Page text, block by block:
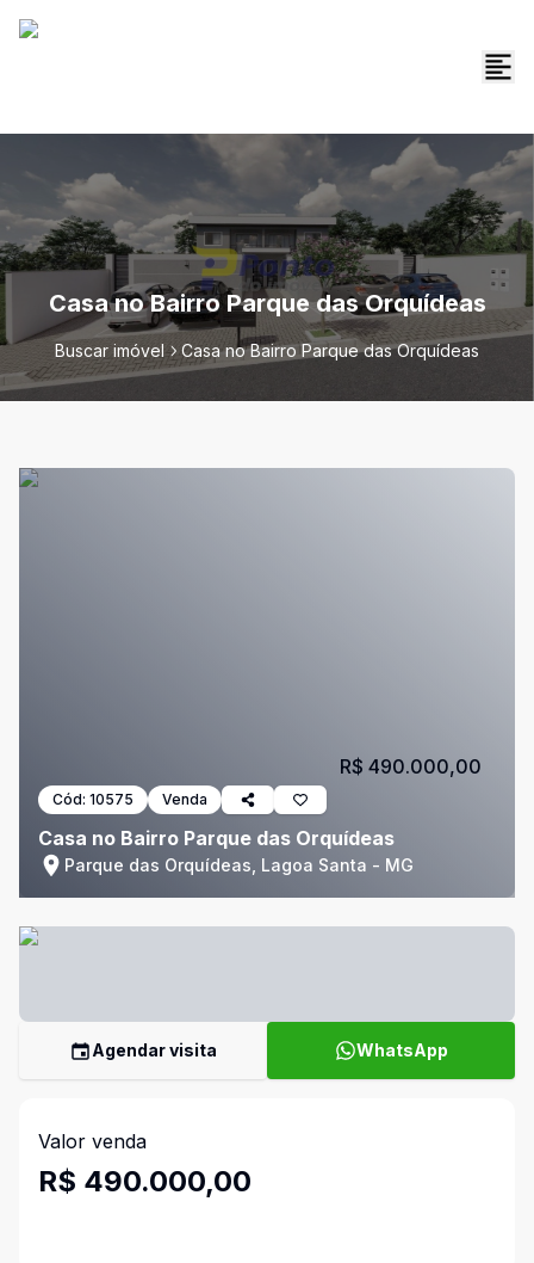
Casa no Bairro Parque das Orquídeas
Buscar imóvel Casa no Bairro Parque das Orquídeas
Cód: 10575 Venda
Casa no Bairro Parque das Orquídeas
Parque das Orquídeas, Lagoa Santa - MG
R$ 490.000,00
Agendar visita WhatsApp
Valor venda
R$ 490.000,00